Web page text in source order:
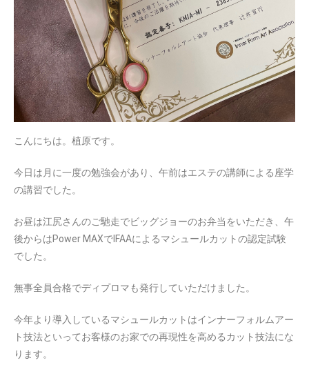
こんにちは。植原です。
今日は月に一度の勉強会があり、午前はエステの講師による座学
の講習でした。
お昼は江尻さんのご馳走でビッグジョーのお弁当をいただき、午
後からはPower MAXでIFAAによるマシュールカットの認定試験
でした。
無事全員合格でディプロマも発行していただけました。
今年より導入しているマシュールカットはインナーフォルムアー
ト技法といってお客様のお家での再現性を高めるカット技法にな
ります。